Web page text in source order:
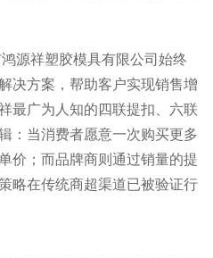
源祥塑胶模具有限公司始终
决方案，帮助客户实现销售增
最广为人知的四联提扣、六联
：当消费者愿意一次购买更多
价；而品牌商则通过销量的提
略在传统商超渠道已被验证行